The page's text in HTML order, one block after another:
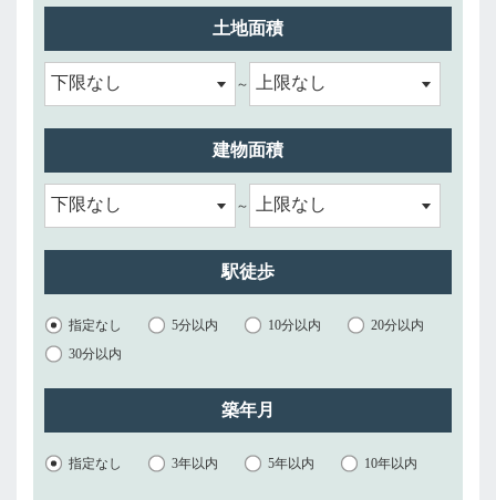
土地面積
～
建物面積
～
駅徒歩
指定なし 5分以内 10分以内
20分以内
30分以内
築年月
指定なし 3年以内 5年以内 10年以内